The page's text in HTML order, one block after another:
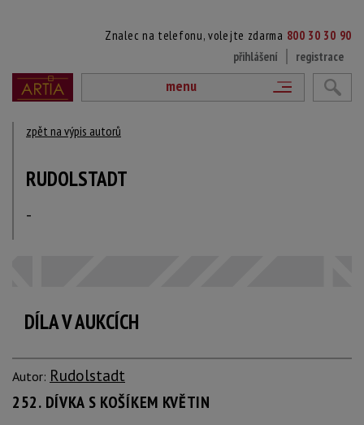
Znalec na telefonu, volejte zdarma 800 30 30 90
přihlášení
registrace
menu
zpět na výpis autorů
RUDOLSTADT
-
DÍLA V AUKCÍCH
Autor: Rudolstadt
252. DÍVKA S KOŠÍKEM KVĚTIN